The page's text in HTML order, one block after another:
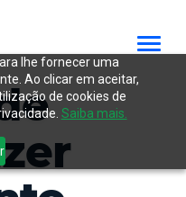
lhe fornecer uma
Ao clicar em aceitar,
de cookies de
Saiba mais.